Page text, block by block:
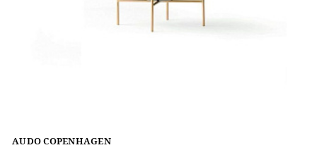
AUDO COPENHAGEN